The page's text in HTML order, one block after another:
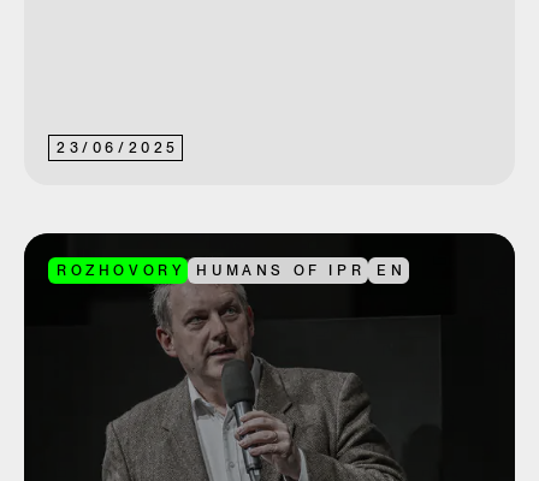
23/ 06/ 2025
ROZHOVORY HUMANS OF IPR EN